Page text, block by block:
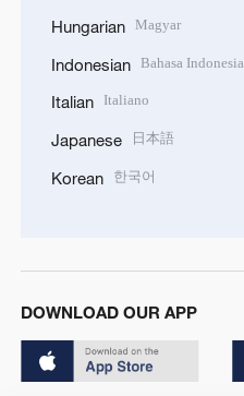
Hungarian Magyar
Indonesian Bahasa Indonesia
Italian Italiano
Japanese 日本語
Korean 한국어
DOWNLOAD OUR APP